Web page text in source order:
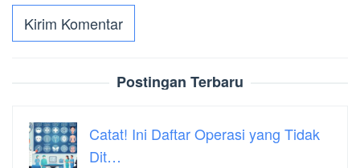
Postingan Terbaru
Catat! Ini Daftar Operasi yang Tidak
Dit…